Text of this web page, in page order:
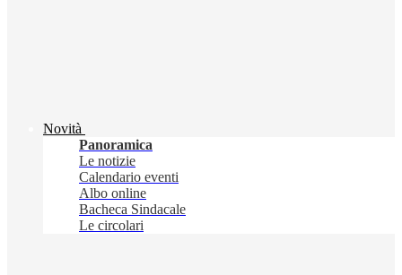
Novità
Panoramica
Le notizie
Calendario eventi
Albo online
Bacheca Sindacale
Le circolari